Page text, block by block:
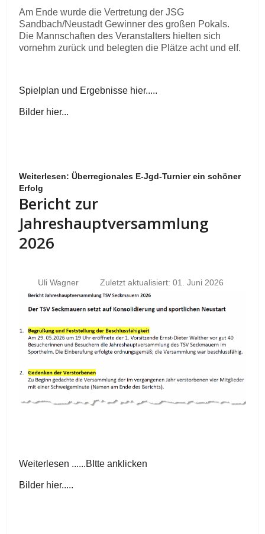
Am Ende wurde die Vertretung der JSG
Sandbach/Neustadt Gewinner des großen Pokals.
Die Mannschaften des Veranstalters hielten sich
vornehm zurück und belegten die Plätze acht und elf.
Spielplan und Ergebnisse hier.....
Bilder hier...
Weiterlesen: Überregionales E-Jgd-Turnier ein schöner
Erfolg
Bericht zur
Jahreshauptversammlung
2026
Uli Wagner Zuletzt aktualisiert: 01. Juni 2026
Weiterlesen ......BItte anklicken
Bilder hier.....